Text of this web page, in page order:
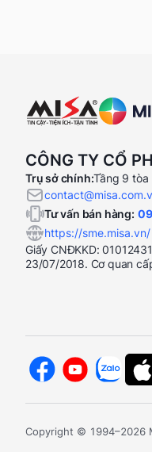
CÔNG TY CỔ
Trụ sở chính:Tầng 9 tòa
Tư vấn bán hàng:
https://sme.misa.vn/
Giấy CNĐKKD:
23/07/2018. Cơ quan
Copyright © 1994–2026